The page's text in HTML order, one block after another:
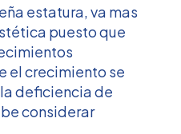
estatura, va mas
puesto que
el crecimiento se
deficiencia de
considerar